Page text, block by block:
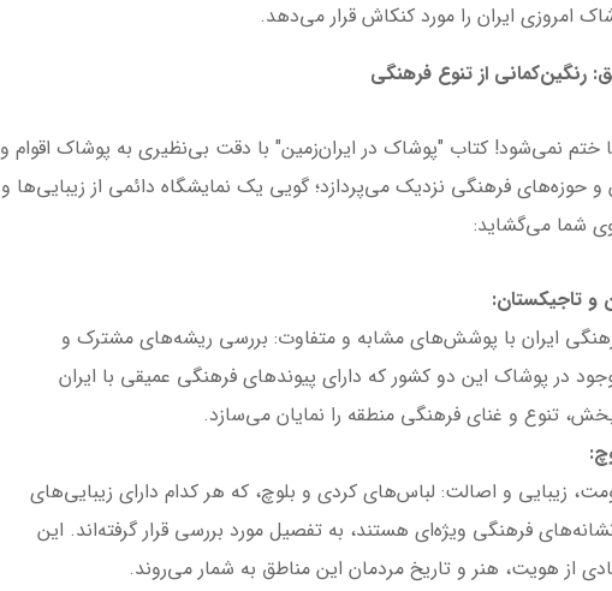
امروزی ایران را مورد کنکاش قرار می‌دهد.
رنگین‌کمانی از تنوع فرهنگی
ختم نمی‌شود! کتاب "پوشاک در ایران‌زمین" با دقت بی‌نظیری به پوشاک اقوام و
حوزه‌های فرهنگی نزدیک می‌پردازد؛ گویی یک نمایشگاه دائمی از زیبایی‌ها و
شما می‌گشاید:
و تاجیکستان:
ایران با پوشش‌های مشابه و متفاوت: بررسی ریشه‌های مشترک و
در پوشاک این دو کشور که دارای پیوندهای فرهنگی عمیقی با ایران
تنوع و غنای فرهنگی منطقه را نمایان می‌سازد.
زیبایی و اصالت: لباس‌های کردی و بلوچ، که هر کدام دارای زیبایی‌های
فرهنگی ویژه‌ای هستند، به تفصیل مورد بررسی قرار گرفته‌اند. این
از هویت، هنر و تاریخ مردمان این مناطق به شمار می‌روند.